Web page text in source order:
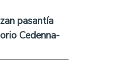
pasantía
Cedenna-